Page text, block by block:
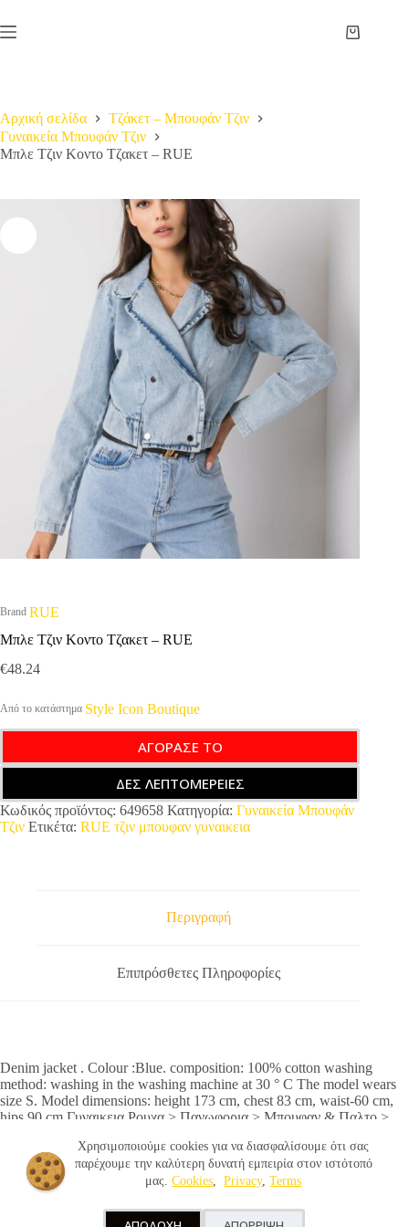
στο
περιεχόμενο
Χρησιμοποιούμε cookies για να διασφαλίσουμε ότι σας
παρέχουμε την καλύτερη δυνατή εμπειρία στον ιστότοπό
μας.Cookies,Privacy,Terms
Καλάθι
Αρχική σελίδα
Τζάκετ – Μπουφάν Τζιν
Γυναικεία Μπουφάν Τζιν
Μπλε Τζιν Κοντο Τζακετ – RUE
Brand RUE
Μπλε Τζιν Κοντο Τζακετ – RUE
€48.24
Από το κατάστημα Style Icon Boutique
ΑΓΟΡΑΣΕ ΤΟ
ΔΕΣ ΛΕΠΤΟΜΕΡΕΙΕΣ
Κωδικός προϊόντος: 649658 Κατηγορία: Γυναικεία Μπουφάν
Τζιν Ετικέτα: RUE τζιν μπουφαν γυναικεια
Περιγραφή
Επιπρόσθετες Πληροφορίες
Denim jacket . Colour :Blue. composition: 100% cotton washing
method: washing in the washing machine at 30 ° C The model wears
size S. Model dimensions: height 173 cm, chest 83 cm, waist-60 cm,
hips 90 cm Γυναικεια Ρουχα > Πανωφορια > Μπουφαν & Παλτο >